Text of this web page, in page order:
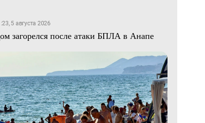
5 августа 2026
загорелся после атаки БПЛА в Анапе